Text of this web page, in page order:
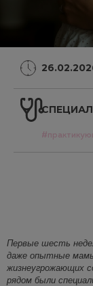
Первые шесть
даже опытные
жизнеугрожающих
рядом были